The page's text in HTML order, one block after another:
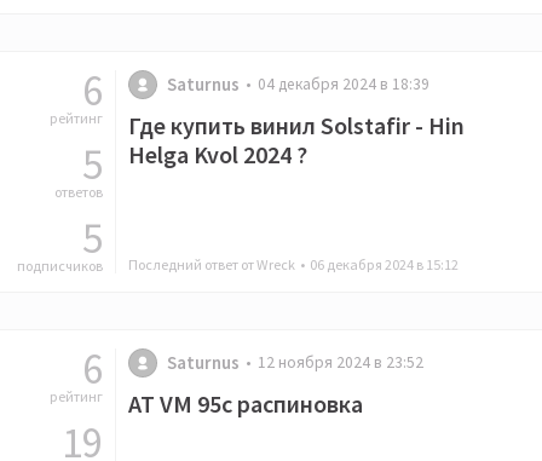
6
рейтинг
5
ответов
5
подписчиков
Saturnus 04 декабря 2024 в 18:39
Где купить винил Solstafir - Hin
Helga Kvol 2024 ?
Последний ответ от Wreck • 06 декабря 2024 в 15:12
6
рейтинг
19
Saturnus 12 ноября 2024 в 23:52
AT VM 95c распиновка